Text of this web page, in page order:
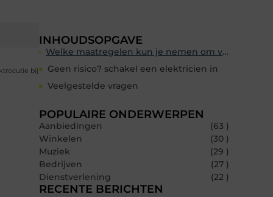
bij
INHOUDSOPGAVE
Welke maatregelen kun je nemen om veilig te werken met elektriciteit?
Geen risico? schakel een elektricien in
Veelgestelde vragen
POPULAIRE ONDERWERPEN
Aanbiedingen
(63 )
Winkelen
(30 )
Muziek
(29 )
Bedrijven
(27 )
Dienstverlening
(22 )
RECENTE BERICHTEN